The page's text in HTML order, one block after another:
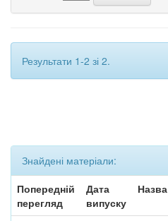
Результати 1-2 зі 2.
Знайдені матеріали:
Попередній
перегляд
Дата
випуску
Назва